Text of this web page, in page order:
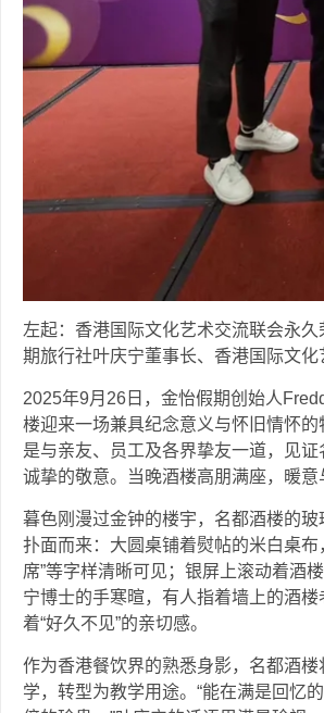
左起：香港国际文化艺术交流联会永
期旅行社叶庆宁董事长、香港国际文
2025年9月26日，金怡假期创始人
楼迎来一场兼具纪念意义与怀旧情怀
是与亲友、员工及各界挚友一道，见
诚挚的敬意。当晚酒楼高朋满座，暖意
暮色刚漫过金钟的楼宇，名都酒楼的
扑面而来：大圆桌铺着熨帖的米白桌布
席”等字样清晰可见；银屏上滚动着酒
宁博士的手寒暄，有人指着墙上的酒
着“好久不见”的亲切感。
作为香港餐饮界的熟悉身影，名都酒
学，转型为教学用途。“能在满是回忆